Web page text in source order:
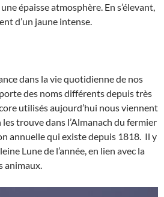
épaisse atmosphère. En s’élevant,
d’un jaune intense.
dans la vie quotidienne de nos
des noms différents depuis très
utilisés aujourd’hui nous viennent
trouve dans l’Almanach du fermier
annuelle qui existe depuis 1818. Il y
Lune de l’année, en lien avec la
animaux.